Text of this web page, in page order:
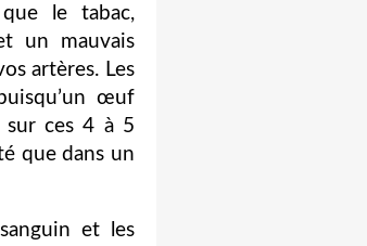
que le tabac,
un mauvais
artères. Les
œuf
sur ces 4 à 5
que dans un
et les